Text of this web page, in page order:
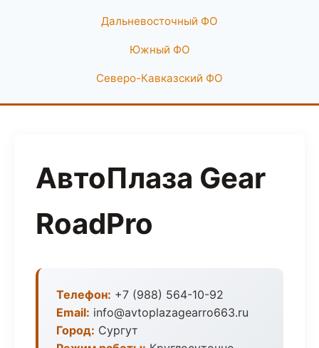
Дальневосточный ФО
Южный ФО
Северо-Кавказский ФО
АвтоПлаза Gear
RoadPro
Телефон: +7 (988) 564-10-92
Email: info@avtoplazagearro663.ru
Город: Сургут